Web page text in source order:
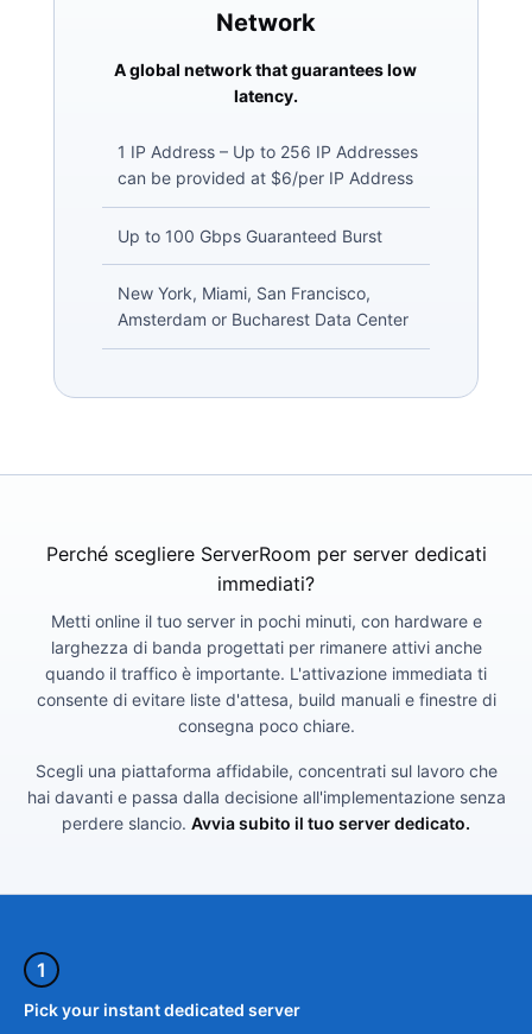
Network
A global network that guarantees low
latency.
1 IP Address – Up to 256 IP Addresses
can be provided at $6/per IP Address
Up to 100 Gbps Guaranteed Burst
New York, Miami, San Francisco,
Amsterdam or Bucharest Data Center
Perché scegliere ServerRoom per server dedicati
immediati?
Metti online il tuo server in pochi minuti, con hardware e
larghezza di banda progettati per rimanere attivi anche
quando il traffico è importante. L'attivazione immediata ti
consente di evitare liste d'attesa, build manuali e finestre di
consegna poco chiare.
Scegli una piattaforma affidabile, concentrati sul lavoro che
hai davanti e passa dalla decisione all'implementazione senza
perdere slancio. Avvia subito il tuo server dedicato.
1
Pick your instant dedicated server